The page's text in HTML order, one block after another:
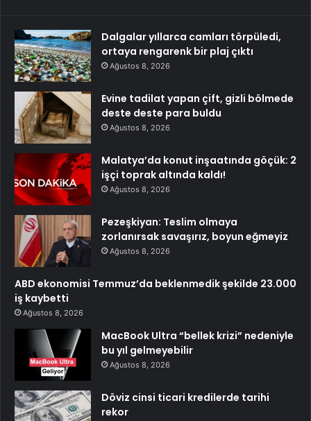
Dalgalar yıllarca camları törpüledi,
ortaya rengarenk bir plaj çıktı
Ağustos 8, 2026
Evine tadilat yapan çift, gizli bölmede
deste deste para buldu
Ağustos 8, 2026
Malatya’da konut inşaatında göçük: 2
işçi toprak altında kaldı!
Ağustos 8, 2026
Pezeşkiyan: Teslim olmaya
zorlanırsak savaşırız, boyun eğmeyiz
Ağustos 8, 2026
ABD ekonomisi Temmuz’da beklenmedik şekilde 23.000
iş kaybetti
Ağustos 8, 2026
MacBook Ultra “bellek krizi” nedeniyle
bu yıl gelmeyebilir
Ağustos 8, 2026
Döviz cinsi ticari kredilerde tarihi
rekor